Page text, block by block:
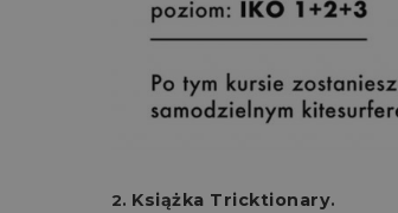
2. Książka Tricktionary.